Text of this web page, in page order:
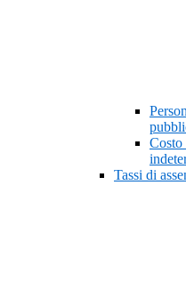
Costo
Tassi di